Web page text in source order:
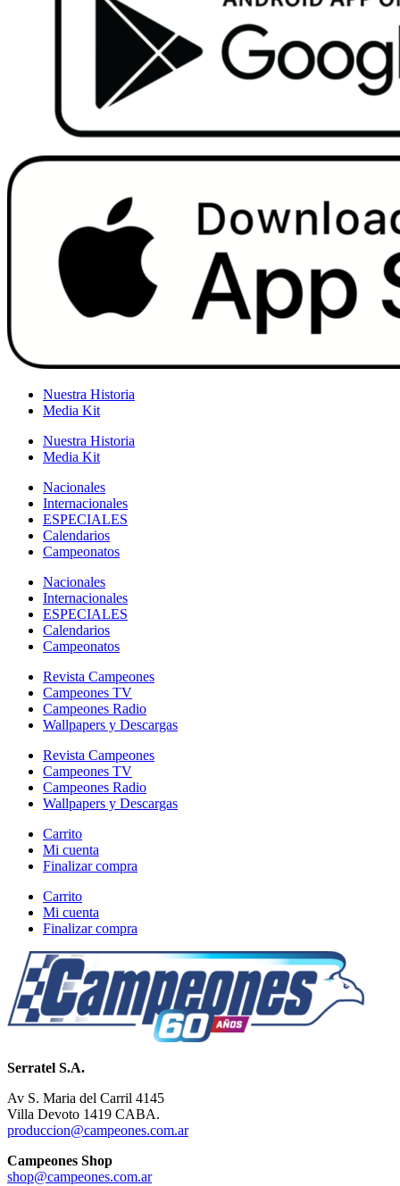
Nuestra Historia
Media Kit
Nuestra Historia
Media Kit
Nacionales
Internacionales
ESPECIALES
Calendarios
Campeonatos
Nacionales
Internacionales
ESPECIALES
Calendarios
Campeonatos
Revista Campeones
Campeones TV
Campeones Radio
Wallpapers y Descargas
Revista Campeones
Campeones TV
Campeones Radio
Wallpapers y Descargas
Carrito
Mi cuenta
Finalizar compra
Carrito
Mi cuenta
Finalizar compra
Serratel S.A.
Av S. Maria del Carril 4145
Villa Devoto 1419 CABA.
produccion@campeones.com.ar
Campeones Shop
shop@campeones.com.ar